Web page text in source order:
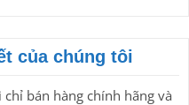
của chúng tôi
chỉ bán hàng chính hãng và